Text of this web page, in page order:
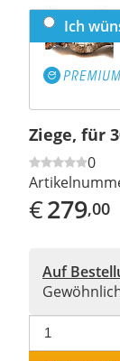
Ich
Ziege, für
0
€279,00
Auf